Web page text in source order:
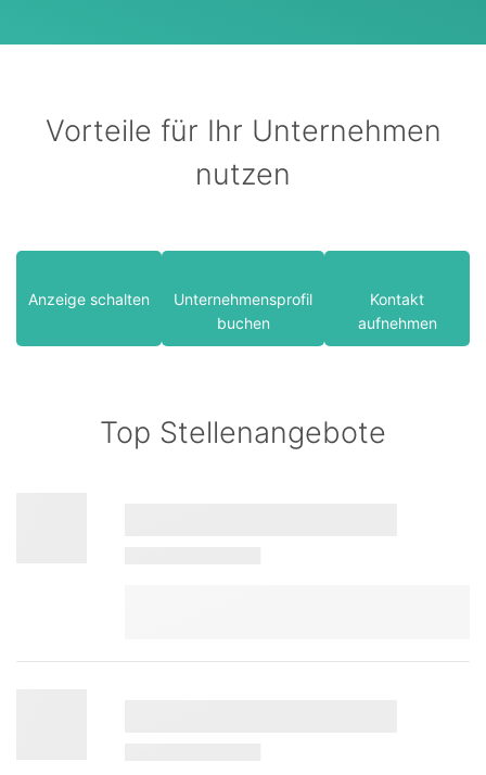
Vorteile für Ihr Unternehmen
nutzen
Anzeige schalten
Unternehmensprofil
buchen
Kontakt
aufnehmen
Top Stellenangebote